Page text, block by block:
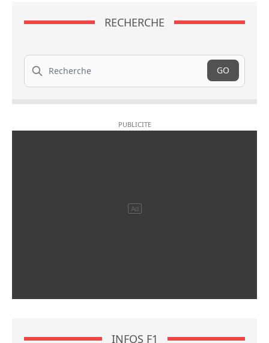
RECHERCHE
Recherche
GO
INFOS F1